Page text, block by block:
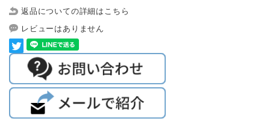
返品についての詳細はこちら
レビューはありません